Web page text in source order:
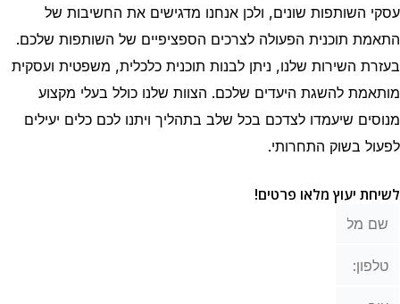
עסקי השותפות שונים, ולכן אנחנו מדגישים את החשיבות של
התאמת תוכנית הפעולה לצרכים הספציפיים של השותפות שלכם.
בעזרת השירות שלנו, ניתן לבנות תוכנית כלכלית, משפטית ועסקית
מותאמת להשגת היעדים שלכם. הצוות שלנו כולל בעלי מקצוע
מנוסים שיעמדו לצדכם בכל שלב בתהליך ויתנו לכם כלים יעילים
לפעול בשוק התחרותי.
לשיחת יעוץ מלאו פרטים!